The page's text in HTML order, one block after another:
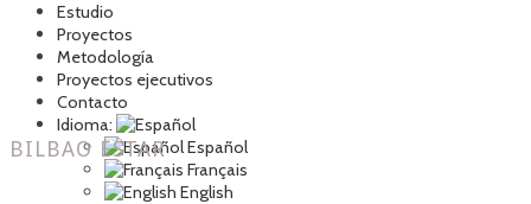
Estudio
Proyectos
Metodología
Proyectos ejecutivos
Contacto
Idioma:
Español
Français
English
BILBAO ESTAR